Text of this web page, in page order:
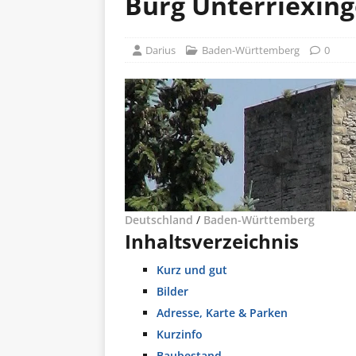
Darius Baden-Württemberg 0
Deutschland / Baden-Württemberg
Inhaltsverzeichnis
Kurz und gut
Bilder
Adresse, Karte & Parken
Kurzinfo